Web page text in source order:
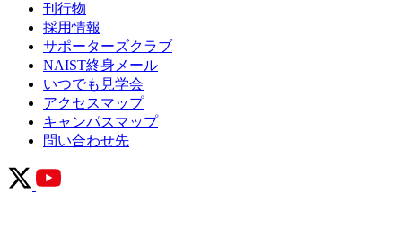
刊行物
採用情報
サポーターズクラブ
NAIST終身メール
いつでも見学会
アクセスマップ
キャンパスマップ
問い合わせ先